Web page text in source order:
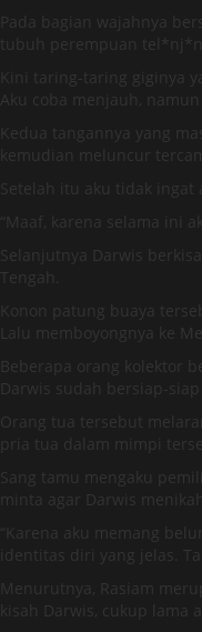
Pada bagian wajahnya
tubuh perempuan
Kini taring-taring giginya
Aku coba menjauh,
Kedua tangannya yang
kemudian meluncur
Setelah itu aku tidak
“Maaf, karena selama ini
Selanjutnya Darwis
Tengah.
Konon patung buaya
Lalu memboyongnya ke
Beberapa orang kolektor
Darwis sudah bersiap-
Orang tua tersebut
pria tua dalam mimpi
Sang tamu mengaku
minta agar Darwis
“Karena aku memang
identitas diri yang jelas.
Menurutnya, Rasiam
kisah Darwis, cukup lama